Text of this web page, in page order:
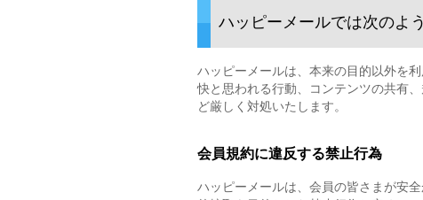
ハッピーメールでは次のよ
ハッピーメールは、本来の目的以外を
快と思われる行動、コンテンツの共有
ど厳しく対処いたします。
会員規約に違反する禁止行為
ハッピーメールは、会員の皆さまが安